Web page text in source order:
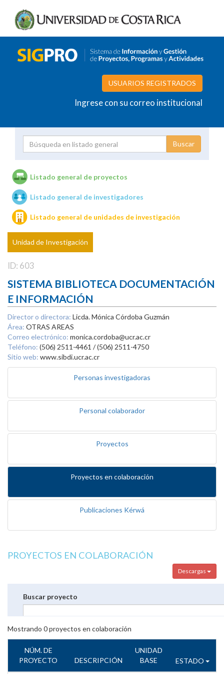
USUARIOS REGISTRADOS
Ingrese con su correo institucional
Unidades de investigación
Listado general de proyectos
Listado general de investigadores
Listado general de unidades de investigación
Unidad de Investigación
ID: 603
SISTEMA BIBLIOTECA DOCUMENTACIÓN
E INFORMACIÓN
Director o directora: Licda. Mónica Córdoba Guzmán
Área: OTRAS AREAS
Correo electrónico: monica.cordoba@ucr.ac.cr
Teléfono: (506) 2511-4461 / (506) 2511-4750
Sitio web: www.sibdi.ucr.ac.cr
Personas investigadoras
Personal colaborador
Proyectos
Proyectos en colaboración
Publicaciones Kérwá
PROYECTOS EN COLABORACIÓN
Descargas
Buscar proyecto
Mostrando 0proyectos en colaboración
NÚM. DE
PROYECTO
DESCRIPCIÓN
UNIDAD
BASE
ESTADO